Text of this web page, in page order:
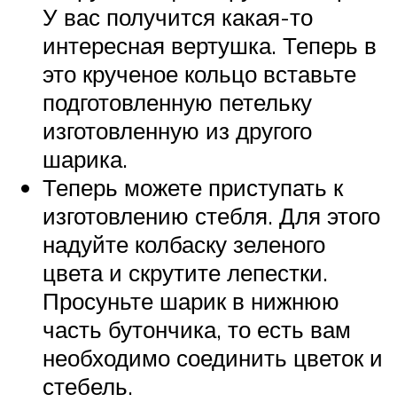
У вас получится какая-то
интересная вертушка. Теперь в
это крученое кольцо вставьте
подготовленную петельку
изготовленную из другого
шарика.
Теперь можете приступать к
изготовлению стебля. Для этого
надуйте колбаску зеленого
цвета и скрутите лепестки.
Просуньте шарик в нижнюю
часть бутончика, то есть вам
необходимо соединить цветок и
стебель.